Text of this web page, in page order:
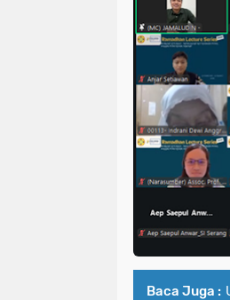
Baca Juga :